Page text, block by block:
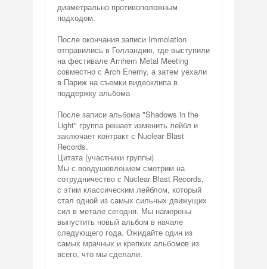
диаметрально противоположным
подходом.
После окончания записи Immolation
отправились в Голландию, где выступили
на фестивале Arnhem Metal Meeting
совместно с Arch Enemy, а затем уехали
в Париж на съемки видеоклипа в
поддержку альбома
После записи альбома "Shadows in the
Light" группа решает изменить лейбл и
заключает контракт с Nuclear Blast
Records.
Цитата (участники группы)
Мы с воодушевлением смотрим на
сотрудничество с Nuclear Blast Records,
с этим классическим лейблом, который
стал одной из самых сильных движущих
сил в метале сегодня. Мы намерены
выпустить новый альбом в начале
следующего года. Ожидайте один из
самых мрачных и крепких альбомов из
всего, что мы сделали.